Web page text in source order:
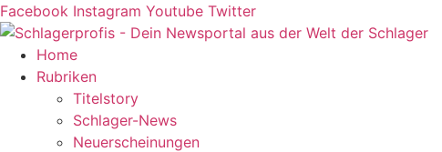
Zum
Inhalt
springen
Facebook Instagram Youtube Twitter
Home
Rubriken
Titelstory
Schlager-News
Neuerscheinungen